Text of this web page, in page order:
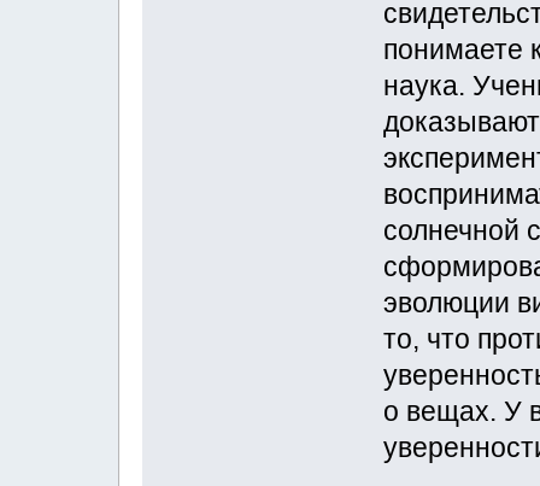
понимаете
наука.
солнечной
эволюции
то, что
о вещах. У